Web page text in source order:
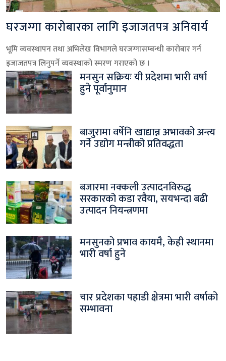
घरजग्गा कारोबारका लागि इजाजतपत्र अनिवार्य
भूमि व्यवस्थापन तथा अभिलेख विभागले घरजग्गासम्बन्धी कारोबार गर्न
इजाजतपत्र लिनुपर्ने व्यवस्थाको स्मरण गराएको छ ।
मनसुन सक्रियः यी प्रदेशमा भारी वर्षा
हुने पूर्वानुमान
बाजुरामा वर्षेनि खाद्यान्न अभावको अन्त्य
गर्ने उद्योग मन्त्रीको प्रतिवद्धता
बजारमा नक्कली उत्पादनविरुद्ध
सरकारको कडा रवैया, सयभन्दा बढी
उत्पादन नियन्त्रणमा
मनसुनको प्रभाव कायमै, केही स्थानमा
भारी वर्षा हुने
चार प्रदेशका पहाडी क्षेत्रमा भारी वर्षाको
सम्भावना